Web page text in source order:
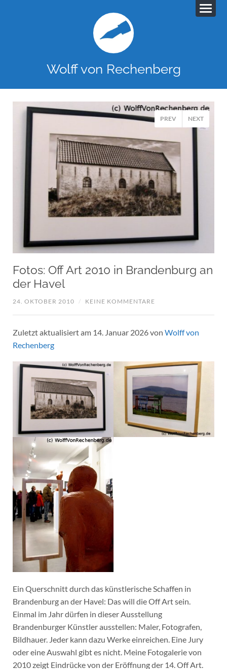
Wolff von Rechenberg
PREV NEXT
Fotos: Off Art 2010 in Brandenburg an
der Havel
24. OKTOBER 2010 / KEINE KOMMENTARE
Zuletzt aktualisiert am 14. Januar 2026 von Wolff von
Rechenberg
Ein Querschnitt durch das künstlerische Schaffen in
Brandenburg an der Havel: Das will die Off Art sein.
Einmal im Jahr dürfen in dieser Ausstellung
Brandenburger Künstler ausstellen: Maler, Fotografen,
Bildhauer. Jeder kann dazu Werke einreichen. Eine Jury
oder eine Auswahl gibt es nicht. Meine Fotogalerie von
2010 zeigt Eindrücke von der Eröffnung der 14. Off Art.